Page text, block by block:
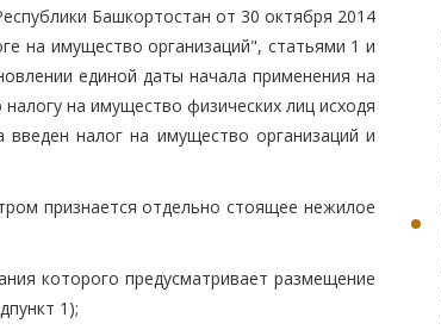
Башкортостан от 30 октября 2014
на имущество организаций", статьями 1 и
единой даты начала применения на
на имущество физических лиц исходя
налог на имущество организаций и
признается отдельно стоящее нежилое
которого предусматривает размещение
1);